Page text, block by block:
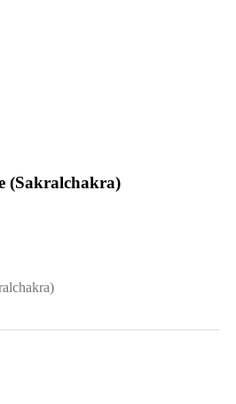
(Sakralchakra)